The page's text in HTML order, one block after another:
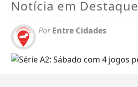
Notícia em Destaque
PorEntre Cidades